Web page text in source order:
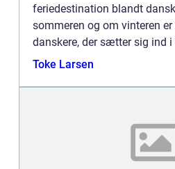
feriedestination blandt
sommeren og om vinteren er
danskere, der sætter sig ind
Og det er ikke uden grund.
Toke Larsen